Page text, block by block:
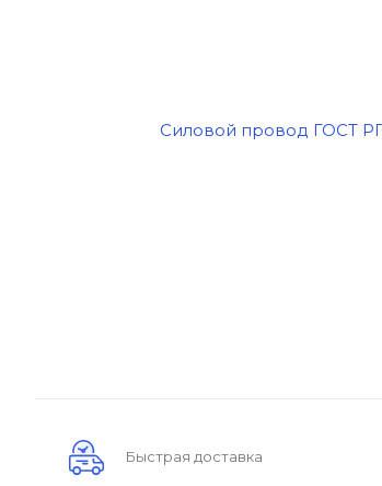
Быстрая доставка